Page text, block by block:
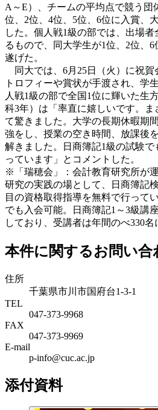
A～E）、チームの平均点で競う団
位、2位、4位、5位、6位に入賞、
した。個人戦1級の部では、出場
るもので、同大学生が1位、2位、
遂げた。
同大では、6月25日（火）に祝賀
トロフィーや賞状が手渡され、学
人戦1級の部で全国1位に輝いた生
科3年）は「率直に嬉しいです。
て驚きました。大学の長期休暇期
強をし、授業の空き時間、放課後
解きました。日商簿記1級の試験
っています」とコメントした。
※「瑞穂会」：会計教育研究所が
研究の実践の場として、日商簿記
目の資格取得指導を無料で行って
でも入会可能。日商簿記1～3級講
しており、受講者は年間のべ330名
本件に関するお問い合
住所
千葉県市川市国府台1-3-1
TEL
047-373-9968
FAX
047-373-9969
E-mail
p-info@cuc.ac.jp
添付資料